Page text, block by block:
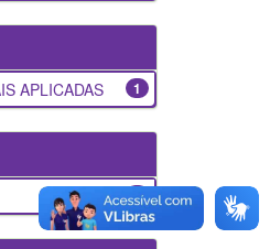
1
APLICADAS
1